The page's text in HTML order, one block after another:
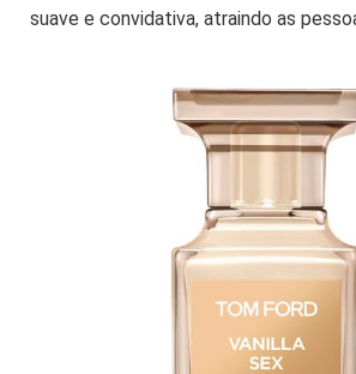
suave e convidativa, atraindo as